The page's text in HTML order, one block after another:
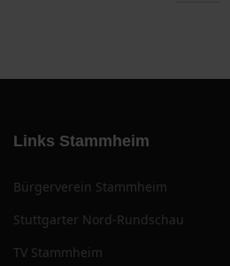
Links Stammheim
Bürgerverein Stammheim
Stuttgarter Nord-Rundschau
TV Stammheim